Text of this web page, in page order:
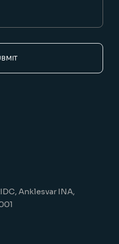
Anklesvar INA,